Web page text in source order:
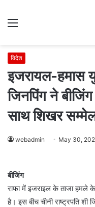
Menu
विदेश
इजरायल-हमास
जिनपिंग ने
साथ शिखर
webadmin May 30,
बीजिंग
राफा में इजराइल के ताजा हमले के
है। इस बीच चीनी राष्ट्रपति